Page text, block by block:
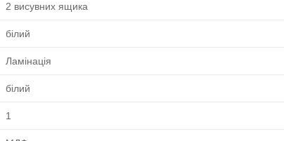
2 висувних ящика
білий
Ламінація
білий
1